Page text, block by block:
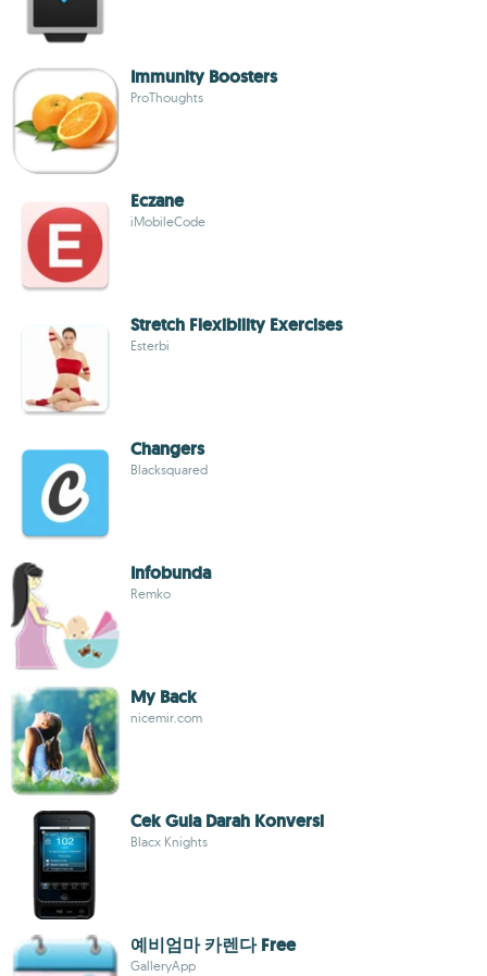
Immunity Boosters
ProThoughts
Eczane
iMobileCode
Stretch Flexibility Exercises
Esterbi
Changers
Blacksquared
Infobunda
Remko
My Back
nicemir.com
Cek Gula Darah Konversi
Blacx Knights
예비엄마 카렌다 Free
GalleryApp